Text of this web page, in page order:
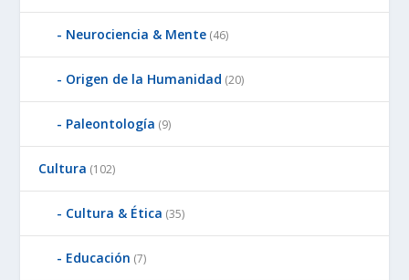
Neurociencia & Mente (46)
Origen de la Humanidad (20)
Paleontología (9)
Cultura (102)
Cultura & Ética (35)
Educación (7)